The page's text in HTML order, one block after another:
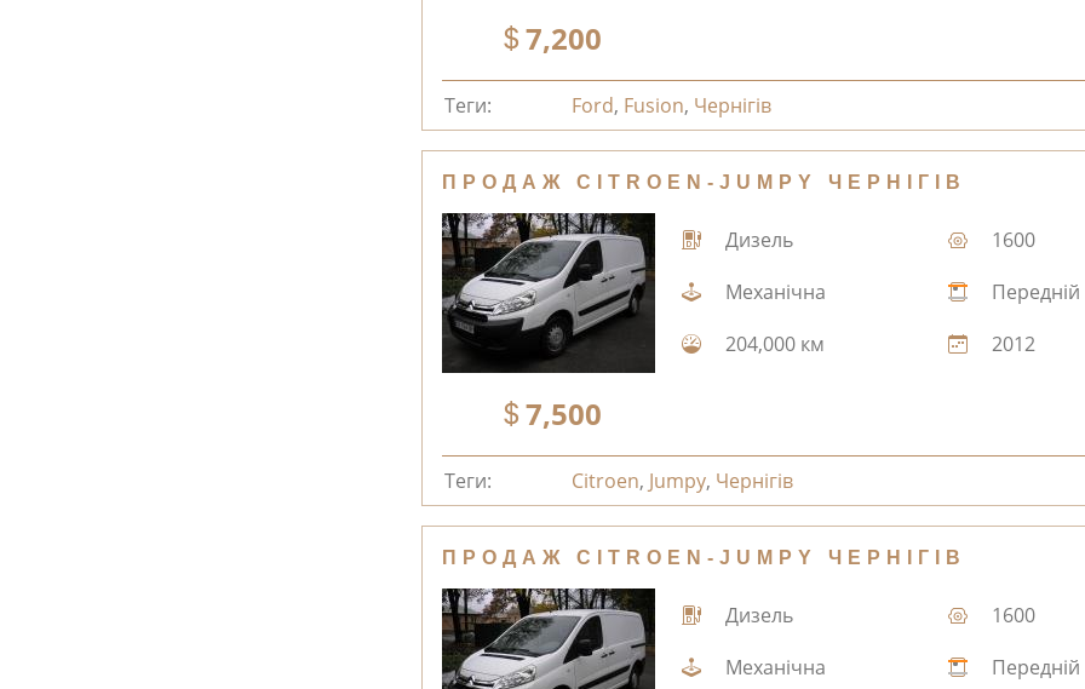
7,200
Теги: Ford, Fusion, Чернігів
ПРОДАЖ CITROEN-JUMPY ЧЕРНІГІВ
7,500
Дизель
1600
Механічна
Передній
204,000 км
2012
Теги: Citroen, Jumpy, Чернігів
ПРОДАЖ CITROEN-JUMPY ЧЕРНІГІВ
Дизель
1600
Механічна
Передній